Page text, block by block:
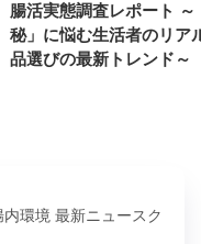
腸活実態調査レポート ～
秘」に悩む生活者のリア
品選びの最新トレンド～
環境 最新ニュースク